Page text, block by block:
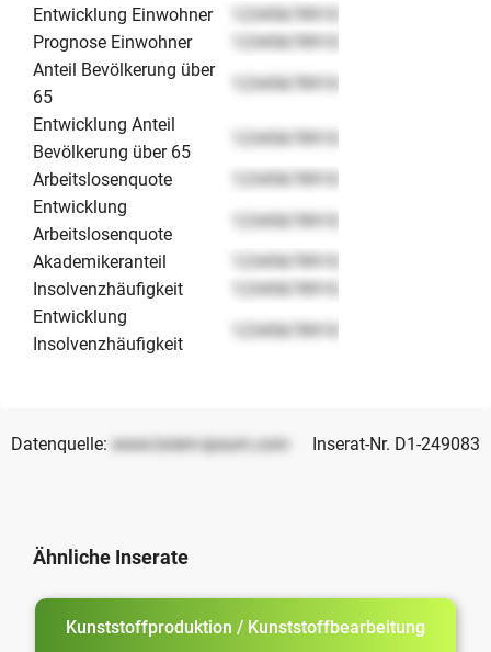
Entwicklung Einwohner
12345678910
Prognose Einwohner
12345678910
Anteil Bevölkerung über
65
12345678910
Entwicklung Anteil
Bevölkerung über 65
12345678910
Arbeitslosenquote
12345678910
Entwicklung
Arbeitslosenquote
12345678910
Akademikeranteil
12345678910
Insolvenzhäufigkeit
12345678910
Entwicklung
Insolvenzhäufigkeit
12345678910
Datenquelle: www.lorem-ipsum.com Inserat-Nr. D1-249083
Ähnliche Inserate
Kunststoffproduktion / Kunststoffbearbeitung